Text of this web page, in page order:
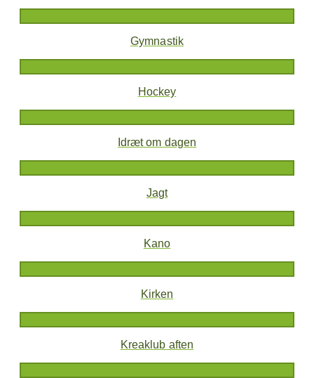
Gymnastik
Hockey
Idræt om dagen
Jagt
Kano
Kirken
Kreaklub aften